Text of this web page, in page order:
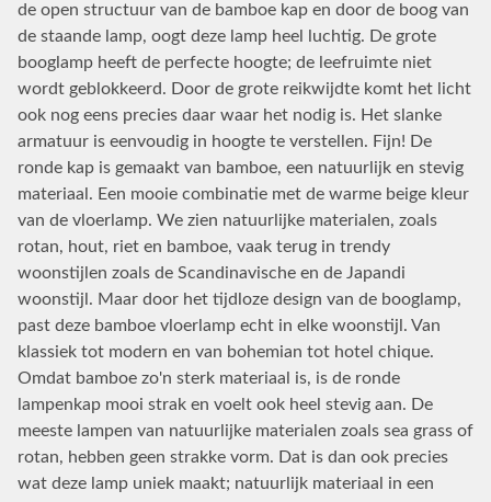
de open structuur van de bamboe kap en door de boog van
de staande lamp, oogt deze lamp heel luchtig. De grote
booglamp heeft de perfecte hoogte; de leefruimte niet
wordt geblokkeerd. Door de grote reikwijdte komt het licht
ook nog eens precies daar waar het nodig is. Het slanke
armatuur is eenvoudig in hoogte te verstellen. Fijn! De
ronde kap is gemaakt van bamboe, een natuurlijk en stevig
materiaal. Een mooie combinatie met de warme beige kleur
van de vloerlamp. We zien natuurlijke materialen, zoals
rotan, hout, riet en bamboe, vaak terug in trendy
woonstijlen zoals de Scandinavische en de Japandi
woonstijl. Maar door het tijdloze design van de booglamp,
past deze bamboe vloerlamp echt in elke woonstijl. Van
klassiek tot modern en van bohemian tot hotel chique.
Omdat bamboe zo'n sterk materiaal is, is de ronde
lampenkap mooi strak en voelt ook heel stevig aan. De
meeste lampen van natuurlijke materialen zoals sea grass of
rotan, hebben geen strakke vorm. Dat is dan ook precies
wat deze lamp uniek maakt; natuurlijk materiaal in een